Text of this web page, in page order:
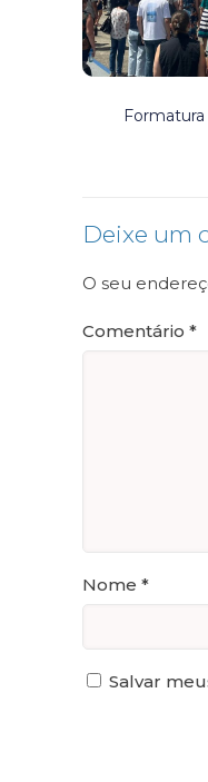
Formatura
Deixe um
O seu
Comentário *
Nome *
Salvar